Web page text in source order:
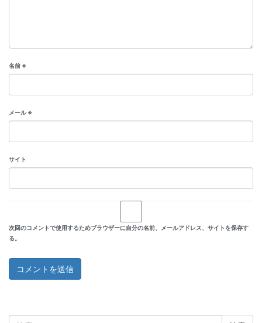
名前 ※
メール※
サイト
次回のコメントで使用するためブラウザーに自分の名前、メールアドレス、サイトを保存す
る。
検